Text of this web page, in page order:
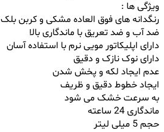
ویژگی ها :
رنگدانه های فوق العاده مشکی و کربن بلک
ضد آب و ضد تعریق با ماندگاری بالا
دارای اپلیکاتور مویی نرم با استفاده آسان
دارای نوک نازک و دقیق
عدم ایجاد لکه و پخش شدن
ایجاد خطوط دقیق و ظریف
به سرعت خشک می شود
ماندگاری 24 ساعته
حجم 5 میلی لیتر